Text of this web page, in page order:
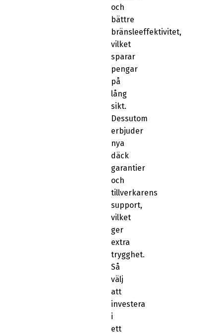
och
bättre
bränsleeffektivitet,
vilket
sparar
pengar
på
lång
sikt.
Dessutom
erbjuder
nya
däck
garantier
och
tillverkarens
support,
vilket
ger
extra
trygghet.
Så
välj
att
investera
i
ett